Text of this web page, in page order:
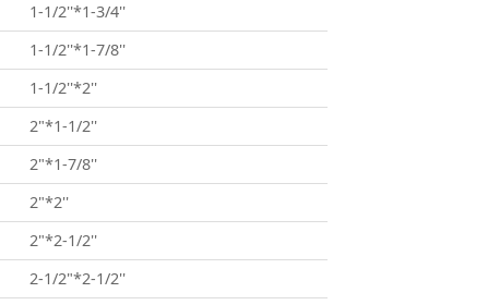
1-1/2''*1-3/4''
1-1/2''*1-7/8''
1-1/2''*2''
2"*1-1/2''
2"*1-7/8''
2"*2''
2"*2-1/2''
2-1/2"*2-1/2''